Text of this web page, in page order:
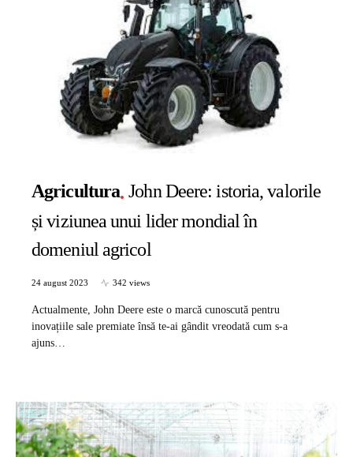
Agricultura John Deere: istoria, valorile
și viziunea unui lider mondial în
domeniul agricol
24 august 2023 342 views
Actualmente, John Deere este o marcă cunoscută pentru
inovațiile sale premiate însă te-ai gândit vreodată cum s-a
ajuns…